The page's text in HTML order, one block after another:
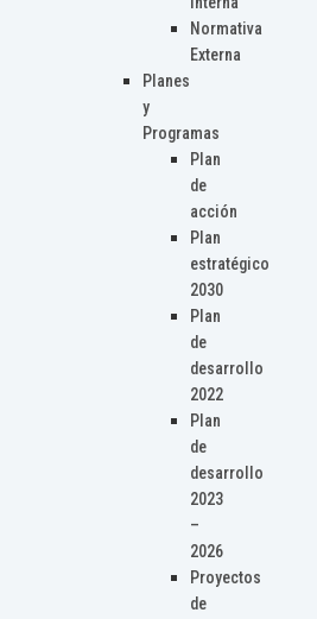
Normativa
Externa
Planes
y
Programas
Plan
de
acción
Plan
estratégico
2030
Plan
de
desarrollo
2022
Plan
de
desarrollo
2023
–
2026
Proyectos
de